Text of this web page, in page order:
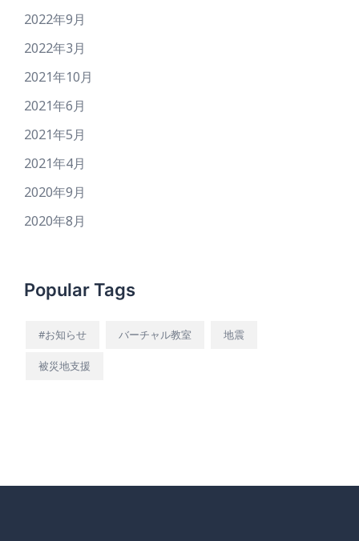
2022年9月
2022年3月
2021年10月
2021年6月
2021年5月
2021年4月
2020年9月
2020年8月
Popular Tags
#お知らせ バーチャル教室 地震
被災地支援